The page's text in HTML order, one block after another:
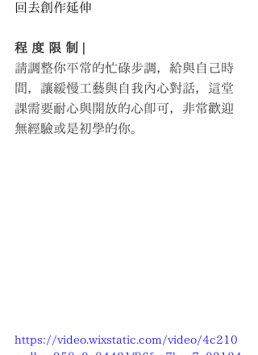
回去創作延伸
程 度 限 制 |
請調整你平常的忙碌步調，給與自己時
間，讓緩慢工藝與自我內心對話，這堂
課需要耐心與開放的心即可，非常歡迎
無經驗或是初學的你。
https://video.wixstatic.com/video/4c210